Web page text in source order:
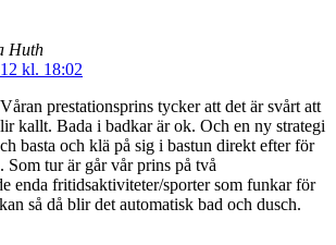
Huth
kl. 18:02
prestationsprins tycker att det är svårt att
kallt. Bada i badkar är ok. Och en ny strategi
basta och klä på sig i bastun direkt efter för
Som tur är går vår prins på två
enda fritidsaktiviteter/sporter som funkar för
så då blir det automatisk bad och dusch.